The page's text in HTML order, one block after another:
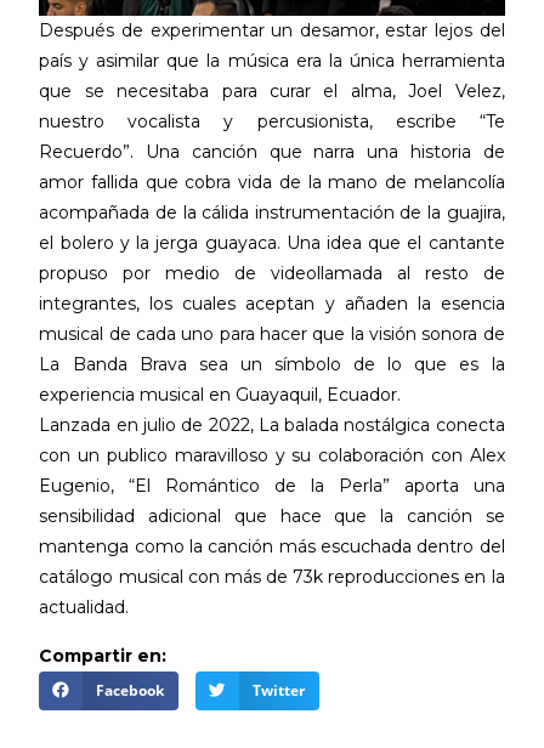
Después de experimentar un desamor, estar lejos del
país y asimilar que la música era la única herramienta
que se necesitaba para curar el alma, Joel Velez,
nuestro vocalista y percusionista, escribe “Te
Recuerdo”. Una canción que narra una historia de
amor fallida que cobra vida de la mano de melancolía
acompañada de la cálida instrumentación de la guajira,
el bolero y la jerga guayaca. Una idea que el cantante
propuso por medio de videollamada al resto de
integrantes, los cuales aceptan y añaden la esencia
musical de cada uno para hacer que la visión sonora de
La Banda Brava sea un símbolo de lo que es la
experiencia musical en Guayaquil, Ecuador.
Lanzada en julio de 2022, La balada nostálgica conecta
con un publico maravilloso y su colaboración con Alex
Eugenio, “El Romántico de la Perla” aporta una
sensibilidad adicional que hace que la canción se
mantenga como la canción más escuchada dentro del
catálogo musical con más de 73k reproducciones en la
actualidad.
Compartir en:
Facebook Twitter